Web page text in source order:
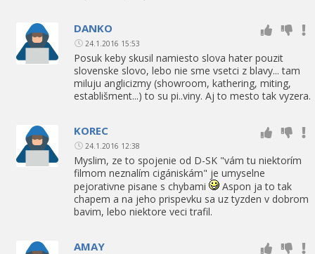
DANKO
24.1.2016 15:53
Posuk keby skusil namiesto slova hater pouzit
slovenske slovo, lebo nie sme vsetci z blavy... tam
miluju anglicizmy (showroom, kathering, miting,
establišment...) to su pi..viny. Aj to mesto tak vyzera.
KOREC
24.1.2016 12:38
Myslim, ze to spojenie od D-SK "vám tu niektorím
filmom neznalím cigániskám" je umyselne
pejorativne pisane s chybami
Aspon ja to tak
chapem a na jeho prispevku sa uz tyzden v dobrom
bavim, lebo niektore veci trafil.
AMAY